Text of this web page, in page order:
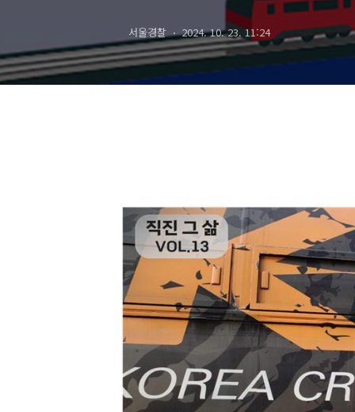
서울경찰 2024. 10. 23. 11:24